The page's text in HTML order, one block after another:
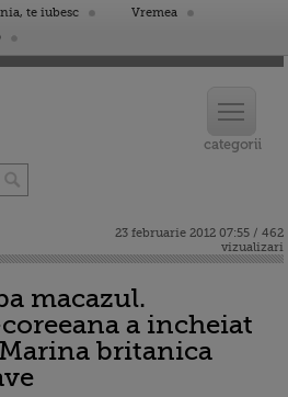
te iubesc
Vremea
23 februarie 2012 07:55 / 462
vizualizari
macazul.
a incheiat
britanica